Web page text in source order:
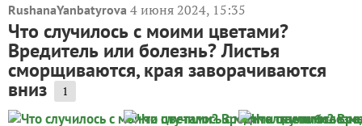
RushanaYanbatyrova 4 июня 2024, 15:35
Что случилось с моими цветами?
Вредитель или болезнь? Листья
сморщиваются, края заворачиваются
вниз 1